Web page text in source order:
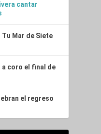
cantar
Tu Mar de Siete
a coro el final de
el regreso